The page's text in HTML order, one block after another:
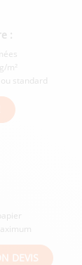
:
m²
standard
DEVIS